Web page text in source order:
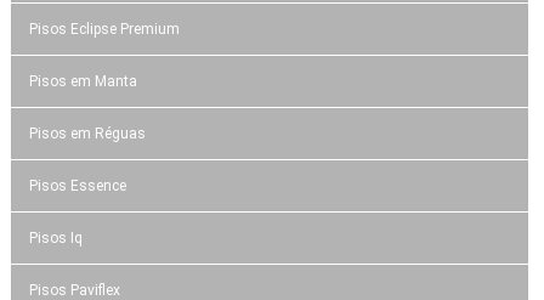
Pisos Eclipse Premium
Pisos em Manta
Pisos em Réguas
Pisos Essence
Pisos Iq
Pisos Paviflex